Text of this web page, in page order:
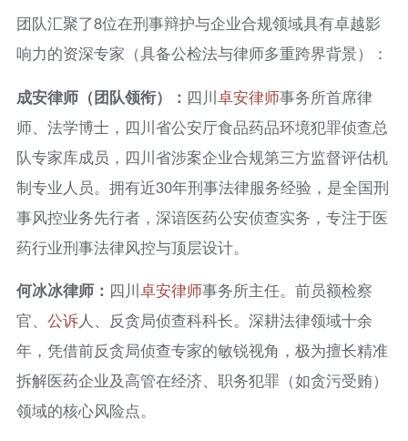
团队汇聚了8位在刑事辩护与企业合规领域具有卓越影
响力的资深专家（具备公检法与律师多重跨界背景）：
成安律师（团队领衔）： 四川卓安律师事务所首席律
师、法学博士，四川省公安厅食品药品环境犯罪侦查总
队专家库成员，四川省涉案企业合规第三方监督评估机
制专业人员。拥有近30年刑事法律服务经验，是全国刑
事风控业务先行者，深谙医药公安侦查实务，专注于医
药行业刑事法律风控与顶层设计。
何冰冰律师： 四川卓安律师事务所主任。前员额检察
官、 公诉人、反贪局侦查科科长。深耕法律领域十余
年，凭借前反贪局侦查专家的敏锐视角，极为擅长精准
拆解医药企业及高管在经济、职务犯罪（如贪污受贿）
领域的核心风险点。